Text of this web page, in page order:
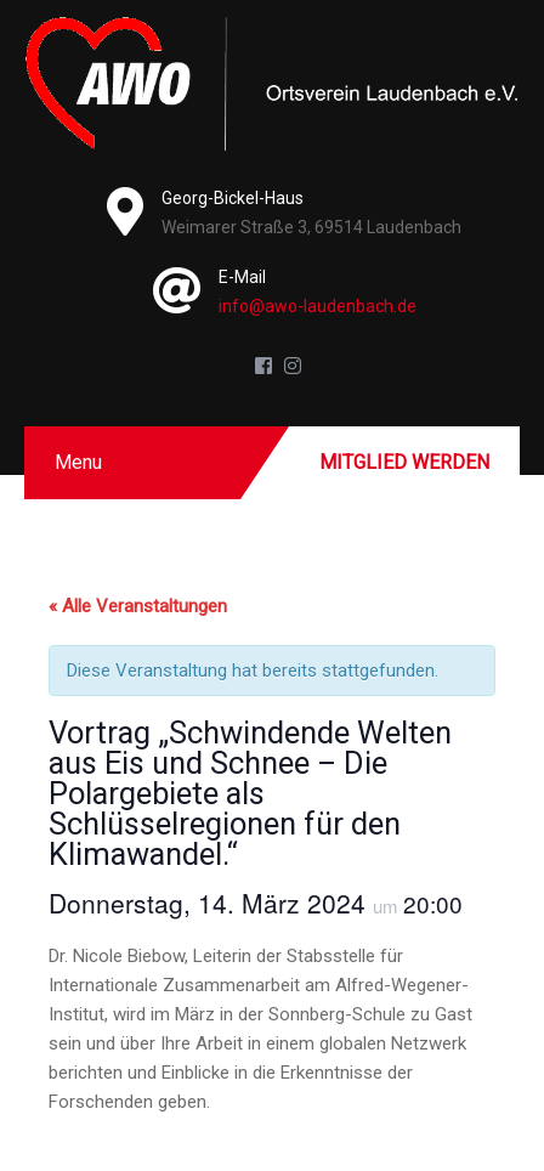
Georg-Bickel-Haus
Weimarer Straße 3, 69514 Laudenbach
E-Mail
info@awo-laudenbach.de
Menu MITGLIED WERDEN
« Alle Veranstaltungen
Diese Veranstaltung hat bereits stattgefunden.
Vortrag „Schwindende Welten
aus Eis und Schnee – Die
Polargebiete als
Schlüsselregionen für den
Klimawandel.“
Donnerstag, 14. März 2024 um 20:00
Dr. Nicole Biebow, Leiterin der Stabsstelle für
Internationale Zusammenarbeit am Alfred-Wegener-
Institut, wird im März in der Sonnberg-Schule zu Gast
sein und über Ihre Arbeit in einem globalen Netzwerk
berichten und Einblicke in die Erkenntnisse der
Forschenden geben.